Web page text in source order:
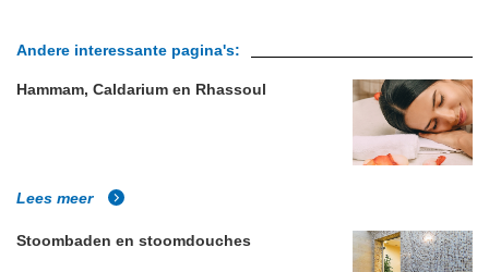
Andere interessante pagina's:
Hammam, Caldarium en Rhassoul
Lees meer
Stoombaden en stoomdouches